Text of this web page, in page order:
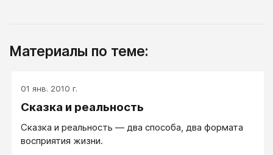
Материалы по теме:
01 янв. 2010 г.
Сказка и реальность
Сказка и реальность — два способа, два формата
восприятия жизни.